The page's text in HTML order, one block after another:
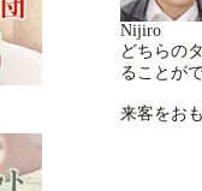
Nijiro
どちらの
ることが
来客をお